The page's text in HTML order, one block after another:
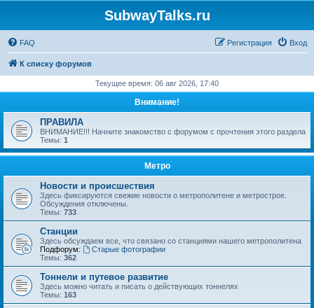
SubwayTalks.ru
FAQ Вход
Регистрация
К списку форумов
Текущее время: 06 авг 2026, 17:40
Внимание!
ПРАВИЛА
ВНИМАНИЕ!!! Начните знакомство с форумом с прочтения этого раздела
Темы: 1
Метро
Новости и происшествия
Здесь фиксируются свежие новости о метрополитене и метрострое.
Обсуждения отключены.
Темы: 733
Станции
Здесь обсуждаем все, что связано со станциями нашего метрополитена
Подфорум:
Старые фотографии
Темы: 362
Тоннели и путевое развитие
Здесь можно читать и писать о действующих тоннелях
Темы: 163